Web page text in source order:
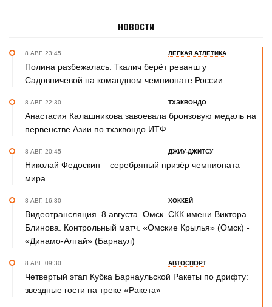
НОВОСТИ
8 АВГ. 23:45 ЛЁГКАЯ АТЛЕТИКА
Полина разбежалась. Ткалич берёт реванш у
Садовничевой на командном чемпионате России
8 АВГ. 22:30 ТХЭКВОНДО
Анастасия Калашникова завоевала бронзовую медаль на
первенстве Азии по тхэквондо ИТФ
8 АВГ. 20:45 ДЖИУ-ДЖИТСУ
Николай Федоскин – серебряный призёр чемпионата
мира
8 АВГ. 16:30 ХОККЕЙ
Видеотрансляция. 8 августа. Омск. СКК имени Виктора
Блинова. Контрольный матч. «Омские Крылья» (Омск) -
«Динамо-Алтай» (Барнаул)
8 АВГ. 09:30 АВТОСПОРТ
Четвертый этап Кубка Барнаульской Ракеты по дрифту:
звездные гости на треке «Ракета»